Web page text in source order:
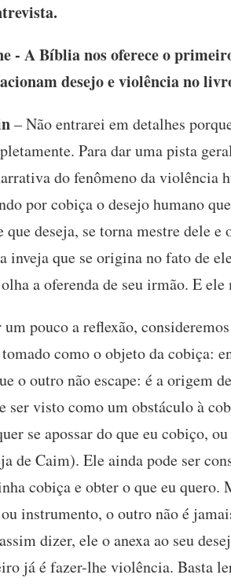
- A Bíblia nos oferece o
desejo e violência no
– Não entrarei em detalhes
Para dar uma pista
do fenômeno da violência
por cobiça o desejo humano
que deseja, se torna mestre dele
inveja que se origina no fato de
a oferenda de seu irmão. E ele
pouco a reflexão,
como o objeto da cobiça:
o outro não escape: é a origem
ser visto como um obstáculo à
se apossar do que eu cobiço,
de Caim). Ele ainda pode ser
cobiça e obter o que eu quero.
instrumento, o outro não é
dizer, ele o anexa ao seu
já é fazer-lhe violência. Basta